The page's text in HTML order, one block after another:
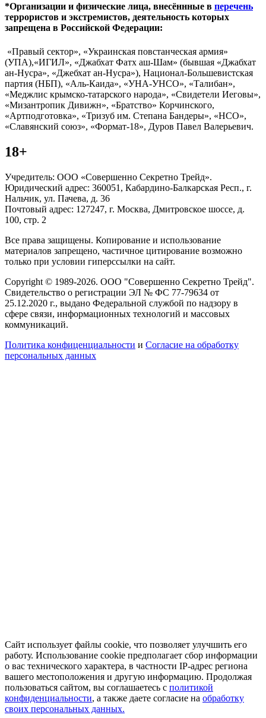
*Организации и физические лица, внесённные в перечень
террористов и экстремистов, деятельность которых
запрещена в Российской Федерации:
«Правый сектор», «Украинская повстанческая армия»
(УПА),«ИГИЛ», «Джабхат Фатх аш-Шам» (бывшая «Джабхат
ан-Нусра», «Джебхат ан-Нусра»), Национал-Большевистская
партия (НБП), «Аль-Каида», «УНА-УНСО», «Талибан»,
«Меджлис крымско-татарского народа», «Свидетели Иеговы»,
«Мизантропик Дивижн», «Братство» Корчинского,
«Артподготовка», «Тризуб им. Степана Бандеры», «НСО»,
«Славянский союз», «Формат-18», Дуров Павел Валерьевич.
18+
Учредитель: ООО «Совершенно Секретно Трейд».
Юридический адрес: 360051, Кабардино-Балкарская Респ., г.
Нальчик, ул. Пачева, д. 36
Почтовый адрес: 127247, г. Москва, Дмитровское шоссе, д.
100, стр. 2
Все права защищены. Копирование и использование
материалов запрещено, частичное цитирование возможно
только при условии гиперссылки на сайт.
Copyright © 1989-2026. ООО "Совершенно Секретно Трейд".
Свидетельство о регистрации ЭЛ № ФС 77-79634 от
25.12.2020 г., выдано Федеральной службой по надзору в
сфере связи, информационных технологий и массовых
коммуникаций.
Политика конфиценциальности и Согласие на обработку
персональных данных
Сайт использует файлы cookie, что позволяет улучшить его
работу. Использование cookie предполагает сбор информации
о вас технического характера, в частности IP-адрес региона
вашего местоположения и другую информацию. Продолжая
пользоваться сайтом, вы соглашаетесь с политикой
конфиденциальности, а также даете согласие на обработку
своих персональных данных.